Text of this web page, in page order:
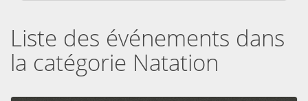
Liste des événements dans
la catégorie Natation